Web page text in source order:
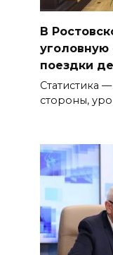
В
уголовную
поездки
Статистика
стороны,